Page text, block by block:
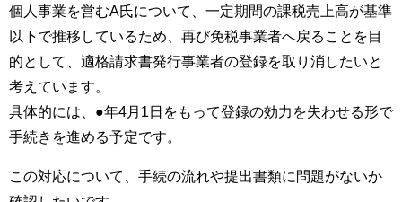
個人事業を営むA氏について、一定期間の課税売上高が基準
以下で推移しているため、再び免税事業者へ戻ることを目
的として、適格請求書発行事業者の登録を取り消したいと
考えています。
具体的には、●年4月1日をもって登録の効力を失わせる形で
手続きを進める予定です。
この対応について、手続の流れや提出書類に問題がないか